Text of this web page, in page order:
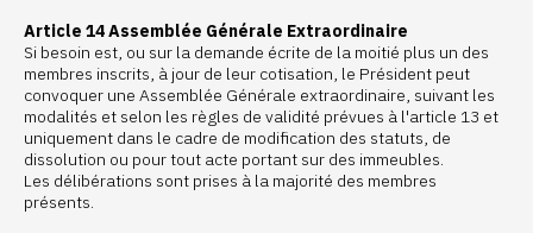
Article 14 Assemblée Générale Extraordinaire
Si besoin est, ou sur la demande écrite de la moitié plus un des
membres inscrits, à jour de leur cotisation, le Président peut
convoquer une Assemblée Générale extraordinaire, suivant les
modalités et selon les règles de validité prévues à l'article 13 et
uniquement dans le cadre de modification des statuts, de
dissolution ou pour tout acte portant sur des immeubles.
Les délibérations sont prises à la majorité des membres
présents.